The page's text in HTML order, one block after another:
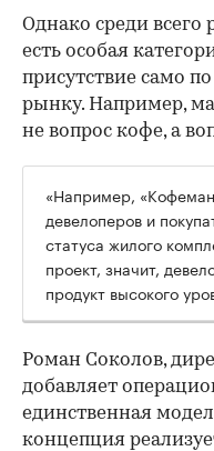
Однако среди всего
есть особая
присутствие само
рынку. Например,
не вопрос кофе, а
«Например,
девелоперов и
статуса жилого
проект, значит,
продукт высокого
Роман Соколов,
добавляет
единственная
концепция